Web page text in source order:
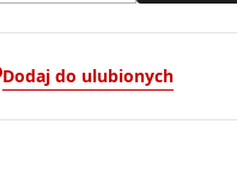
Dodaj do ulubionych